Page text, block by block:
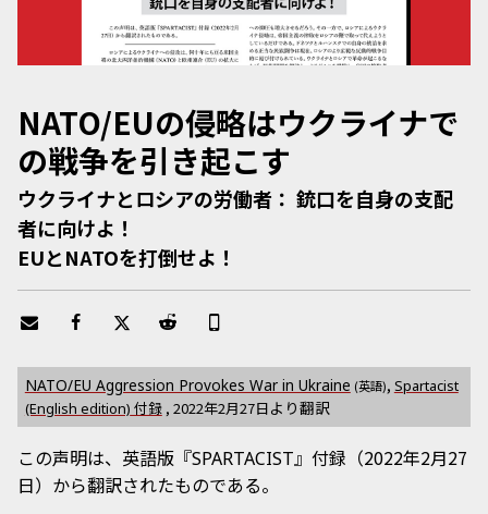
NATO/EUの侵略はウクライナで
の戦争を引き起こす
ウクライナとロシアの労働者： 銃口を自身の支配
者に向けよ！
EUとNATOを打倒せよ！
NATO/EU Aggression Provokes War in Ukraine (英語), Spartacist
(English edition) 付録 , 2022年2月27日より翻訳
この声明は、英語版『SPARTACIST』付録（2022年2月27
日）から翻訳されたものである。